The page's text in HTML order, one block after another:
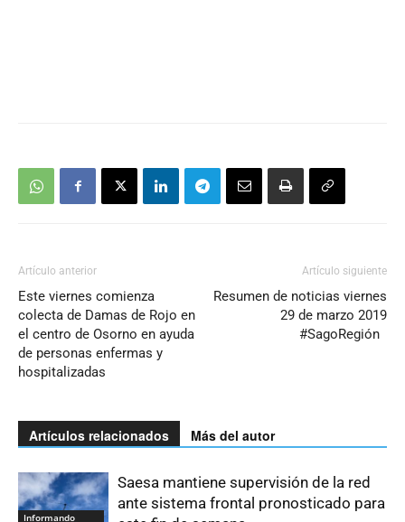
Artículo anterior
Este viernes comienza
colecta de Damas de Rojo en
el centro de Osorno en ayuda
de personas enfermas y
hospitalizadas
Artículo siguiente
Resumen de noticias viernes
29 de marzo 2019
#SagoRegión
Artículos relacionados Más del autor
Informando
Saesa mantiene supervisión de la red
ante sistema frontal pronosticado para